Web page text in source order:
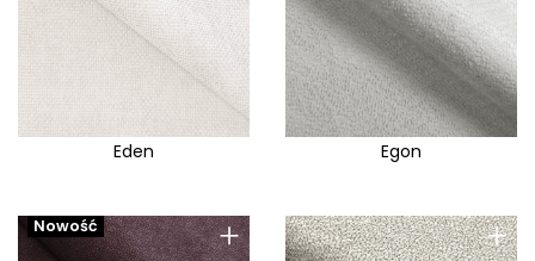
Eden Egon
+
Nowość +